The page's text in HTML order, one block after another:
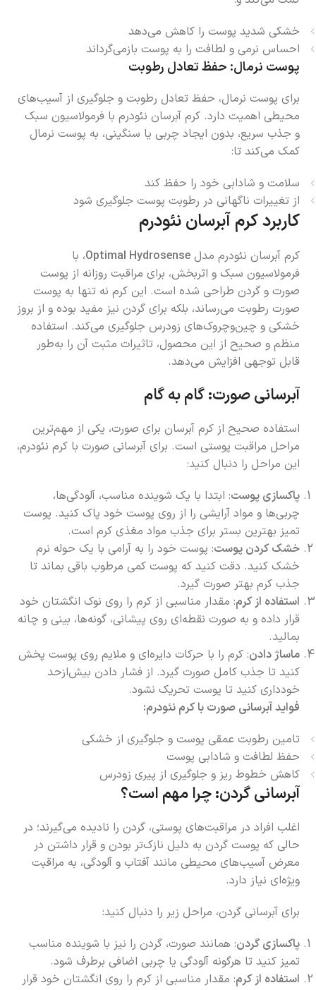
خشکی شدید پوست را کاهش می‌دهد
احساس نرمی و لطافت را به پوست بازمی‌گرداند
پوست نرمال: حفظ تعادل رطوبت
برای پوست نرمال، حفظ تعادل رطوبت و جلوگیری از آسیب‌های
محیطی اهمیت دارد. کرم آبرسان نئودرم با فرمولاسیون سبک
و جذب سریع، بدون ایجاد چربی یا سنگینی، به پوست نرمال
کمک می‌کند تا:
سلامت و شادابی خود را حفظ کند
از تغییرات ناگهانی در رطوبت پوست جلوگیری شود
کاربرد کرم آبرسان نئودرم
کرم آبرسان نئودرم مدلOptimal Hydrosense، با
فرمولاسیون سبک و اثربخش، برای مراقبت روزانه از پوست
صورت و گردن طراحی شده است. این کرم نه تنها به پوست
صورت رطوبت می‌رساند، بلکه برای گردن نیز مفید بوده و از بروز
خشکی و چین‌وچروک‌های زودرس جلوگیری می‌کند. استفاده
منظم و صحیح از این محصول، تاثیرات مثبت آن را به‌طور
قابل توجهی افزایش می‌دهد.
آبرسانی صورت: گام به گام
استفاده صحیح از کرم آبرسان برای صورت، یکی از مهم‌ترین
مراحل مراقبت پوستی است. برای آبرسانی صورت با کرم نئودرم،
این مراحل را دنبال کنید:
پاکسازی پوست: ابتدا با یک شوینده مناسب، آلودگی‌ها،
چربی‌ها و مواد آرایشی را از روی پوست خود پاک کنید. پوست
تمیز بهترین بستر برای جذب مواد مغذی کرم است.
خشک کردن پوست: پوست خود را به آرامی با یک حوله نرم
خشک کنید. دقت کنید که پوست کمی مرطوب باقی بماند تا
جذب کرم بهتر صورت گیرد.
استفاده از کرم: مقدار مناسبی از کرم را روی نوک انگشتان خود
قرار داده و به صورت نقطه‌ای روی پیشانی، گونه‌ها، بینی و چانه
بمالید.
ماساژ دادن: کرم را با حرکات دایره‌ای و ملایم روی پوست پخش
کنید تا جذب کامل صورت گیرد. از فشار دادن بیش‌ازحد
خودداری کنید تا پوست تحریک نشود.
فواید آبرسانی صورت با کرم نئودرم:
تامین رطوبت عمقی پوست و جلوگیری از خشکی
حفظ لطافت و شادابی پوست
کاهش خطوط ریز و جلوگیری از پیری زودرس
آبرسانی گردن: چرا مهم است؟
اغلب افراد در مراقبت‌های پوستی، گردن را نادیده می‌گیرند؛ در
حالی که پوست گردن به دلیل نازک‌تر بودن و قرار داشتن در
معرض آسیب‌های محیطی مانند آفتاب و آلودگی، به مراقبت
ویژه‌ای نیاز دارد.
برای آبرسانی گردن، مراحل زیر را دنبال کنید:
پاکسازی گردن: همانند صورت، گردن را نیز با شوینده مناسب
تمیز کنید تا هرگونه آلودگی یا چربی اضافی برطرف شود.
استفاده از کرم: مقدار مناسبی از کرم را روی انگشتان خود قرار